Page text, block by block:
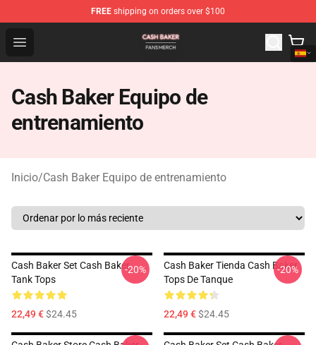
FREE shipping on orders over $100
Open menu
Cash Baker Shop - Official Cash Baker Merchandise
Cash Baker Equipo de
entrenamiento
Inicio/Cash Baker Equipo de entrenamiento
Cash Baker Set Cash Baker
Tank Tops
22,49 €$24.45
-20%
Cash Baker Tienda Cash Baker
Tops De Tanque
22,49 €$24.45
-20%